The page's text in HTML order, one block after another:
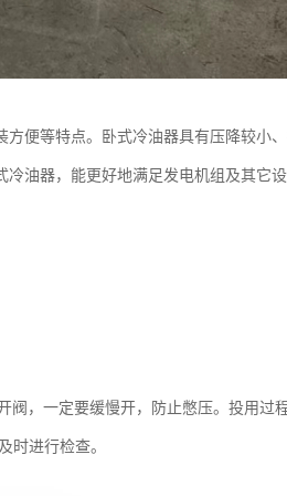
便等特点。卧式冷油器具有压降较小
油器，能更好地满足发电机组及其它
阀，一定要缓慢开，防止憋压。投用过
时进行检查。